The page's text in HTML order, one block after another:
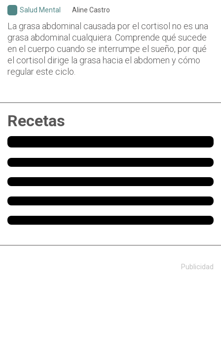
Salud Mental Aline Castro
La grasa abdominal causada por el cortisol no es una
grasa abdominal cualquiera. Comprende qué sucede
en el cuerpo cuando se interrumpe el sueño, por qué
el cortisol dirige la grasa hacia el abdomen y cómo
regular este ciclo.
Recetas
Publicidad